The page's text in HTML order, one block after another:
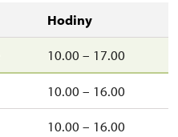
Hodiny
10.00 – 17.00
10.00 – 16.00
10.00 – 16.00